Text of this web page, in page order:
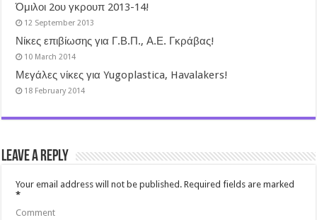
Όμιλοι 2ου γκρουπ 2013-14!
12 September 2013
Νίκες επιβίωσης για Γ.Β.Π., Α.Ε. Γκράβας!
10 March 2014
Μεγάλες νίκες για Yugoplastica, Havalakers!
18 February 2014
Leave a Reply
Your email address will not be published. Required fields are marked
*
Comment